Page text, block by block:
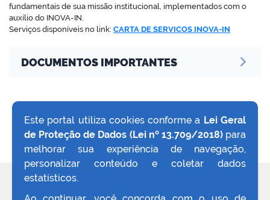
fundamentais de sua missão institucional, implementados com o
auxílio do INOVA-IN.
Serviços disponíveis no link: CARTA DE SERVICOS INOVA-IN
DOCUMENTOS IMPORTANTES
VOLTAR AO TOPO
Este portal utiliza cookies conforme a Lei Geral
de Proteção de Dados (Lei nº 13.709/2018)para
melhorar sua experiência de navegação,
personalizar conteúdo e coletar dados
estatísticos.